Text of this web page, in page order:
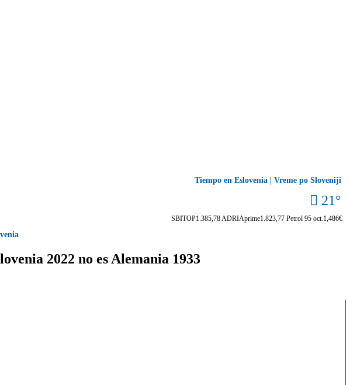
Tiempo en Eslovenia | Vreme po Sloveniji
21°
SBITOP1.385,78 ADRIAprime1.823,77 Petrol 95 oct. 1,486€
2022 no es Alemania 1933